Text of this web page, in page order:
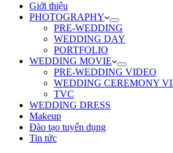
Giới thiệu
PHOTOGRAPHY
PRE-WEDDING
WEDDING DAY
PORTFOLIO
WEDDING MOVIE
PRE-WEDDING VIDEO
WEDDING CEREMONY
TVC
WEDDING DRESS
Makeup
Đào tạo tuyển dụng
Tin tức